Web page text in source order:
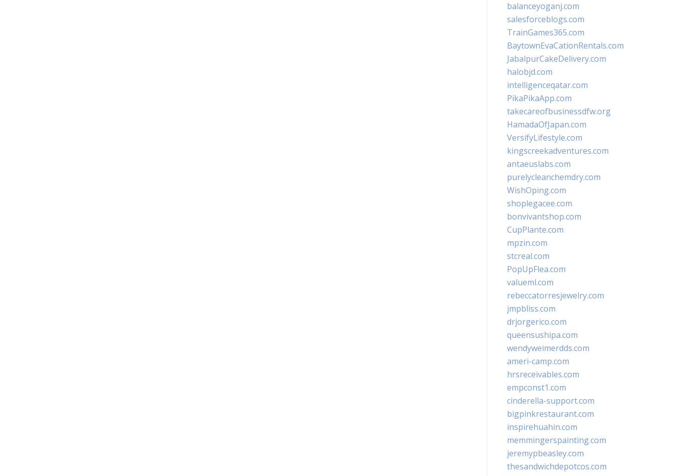
balanceyoganj.com
salesforceblogs.com
TrainGames365.com
BaytownEvaCationRentals.com
JabalpurCakeDelivery.com
halobjd.com
intelligenceqatar.com
PikaPikaApp.com
takecareofbusinessdfw.org
HamadaOfJapan.com
VersifyLifestyle.com
kingscreekadventures.com
antaeuslabs.com
purelycleanchemdry.com
WishOping.com
shoplegacee.com
bonvivantshop.com
CupPlante.com
mpzin.com
stcreal.com
PopUpFlea.com
valueml.com
rebeccatorresjewelry.com
jmpbliss.com
drjorgerico.com
queensushipa.com
wendyweimerdds.com
ameri-camp.com
hrsreceivables.com
empconst1.com
cinderella-support.com
bigpinkrestaurant.com
inspirehuahin.com
memmingerspainting.com
jeremypbeasley.com
thesandwichdepotcos.com